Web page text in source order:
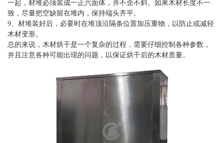
一起，材堆必须装成一正六面体，并不歪不斜。如果木材长度不一
致，尽量把空缺留在堆内，保持端头齐平。
9、材堆装好后，必要时在堆顶沿隔条位置加压重物，以防止或减轻
木材变形。
总的来说，木材烘干是一个复杂的过程，需要仔细控制各种参数，
并且注意各种可能出现的问题，以保证烘干后的木材质量。